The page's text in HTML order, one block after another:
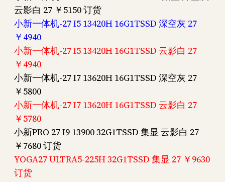
云影白 27 ￥5150 订货
小新一体机-27 I5 13420H 16G1TSSD 深空灰 27
￥4940
小新一体机-27 I5 13420H 16G1TSSD 云影白 27
￥4940
小新一体机-27 I7 13620H 16G1TSSD 深空灰 27
￥5800
小新一体机-27 I7 13620H 16G1TSSD 云影白 27
￥5780
小新PRO 27 I9 13900 32G1TSSD 集显 云影白 27
￥7680 订货
YOGA27 ULTRA5-225H 32G1TSSD 集显 27 ￥9630
订货